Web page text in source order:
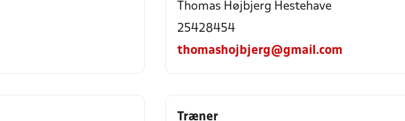
Thomas Højbjerg Hestehave
25428454
thomashojbjerg@gmail.com
Træner